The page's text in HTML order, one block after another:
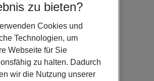
zu bieten?
Cookies und
Technologien, um
Webseite für Sie
zu halten. Dadurch
wir die Nutzung unserer